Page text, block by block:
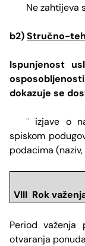
Ne zahtijeva
b2)Stručno-
Ispunjenost
dokazuje se
¨
izjave o
spiskom
podacima
VIII Rok
Period
otvaranja